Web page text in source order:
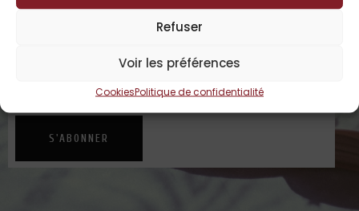
Refuser
Voir les préférences
CookiesPolitique de confidentialité
Je suis d’accord avec laPolitique de
confidentialité
S'ABONNER